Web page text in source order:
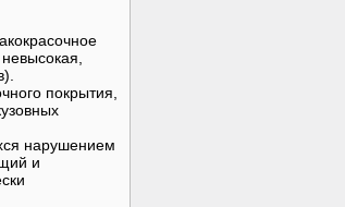
покрытия,
нарушением
и